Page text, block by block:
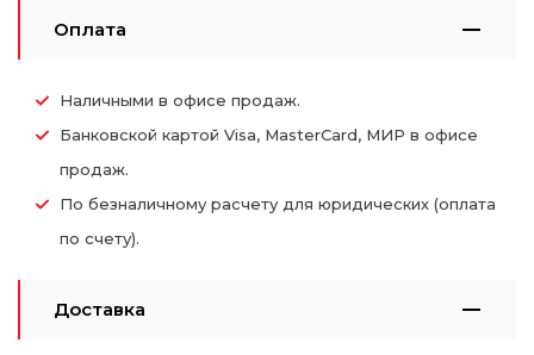
Оплата
Наличными в офисе продаж.
Банковской картой Visa, MasterCard, МИР в офисе
продаж.
По безналичному расчету для юридических (оплата
по счету).
Доставка